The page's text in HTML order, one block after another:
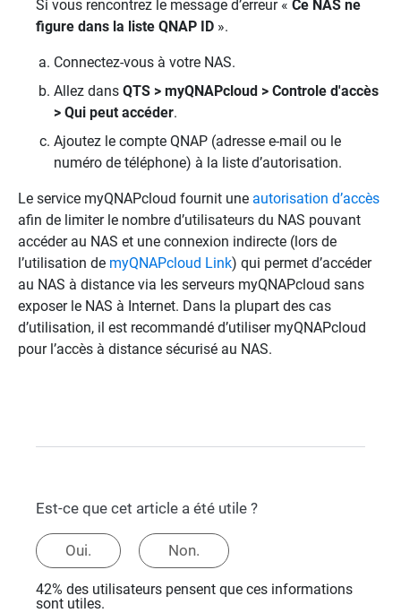
Si vous rencontrez le message d’erreur « Ce NAS ne
figure dans la liste QNAP ID ».
Connectez-vous à votre NAS.
Allez dans QTS > myQNAPcloud > Controle d'accès
> Qui peut accéder.
Ajoutez le compte QNAP (adresse e-mail ou le
numéro de téléphone) à la liste d’autorisation.
Le service myQNAPcloud fournit une autorisation d’accès
afin de limiter le nombre d’utilisateurs du NAS pouvant
accéder au NAS et une connexion indirecte (lors de
l’utilisation de myQNAPcloud Link) qui permet d’accéder
au NAS à distance via les serveurs myQNAPcloud sans
exposer le NAS à Internet. Dans la plupart des cas
d’utilisation, il est recommandé d’utiliser myQNAPcloud
pour l’accès à distance sécurisé au NAS.
Est-ce que cet article a été utile ?
Oui. Non.
42% des utilisateurs pensent que ces informations
sont utiles.